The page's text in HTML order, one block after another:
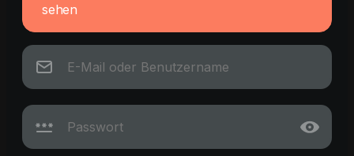
sehen